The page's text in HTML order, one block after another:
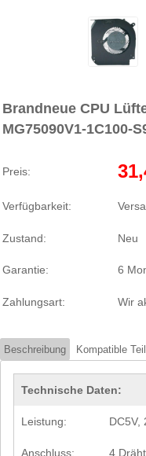
Brandneue CPU
MG75090V1-1C100-
Preis:
Verfügbarkeit:
Zustand: Neu
Garantie: 6
Zahlungsart: Wir
Beschreibung Kompatible
Technische Daten:
Leistung: DC5V,
Anschluss: 4